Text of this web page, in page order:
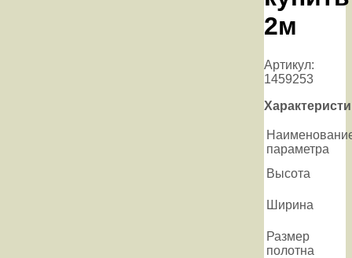
2м
Артикул:
1459253
параметра
Высота
Ширина
Размер
полотна